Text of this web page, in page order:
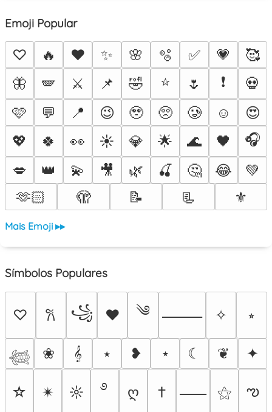
Emoji Popular
♡ 🔥 ❤️ ✨ 🌸 🫧 ✅ 💗
🥰
🦋
🪽 ⚔️ 📌 🤣 ⭐ 🌷 ❗
💀
🩷
💬 📍 😉 🥹 🥺 🥲 ☺️
😍
💖
🍀 👀 ☀️ 💎 🌟 🌊 🖤
🎧
💋
👑 💫 🎥 🌿 🍒 🤔 😂
💚
🫶🏻
🫣 📝 📃 ⚜️
Mais Emoji ▸▸
Símbolos Populares
♡ 𐙚 ꧁ ♥ ༄ ⸻ ✧ ⭒
𓆉 ❀ 𝄞 ⭑ ❥ ⋆ ☾ ❦ ✦
☆ ✴︎ ☼ ࿔ ღ † ⸺ ⚝ ఌ